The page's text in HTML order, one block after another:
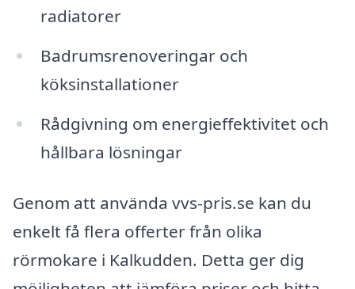
radiatorer
Badrumsrenoveringar och
köksinstallationer
Rådgivning om energieffektivitet och
hållbara lösningar
Genom att använda vvs-pris.se kan du
enkelt få flera offerter från olika
rörmokare i Kalkudden. Detta ger dig